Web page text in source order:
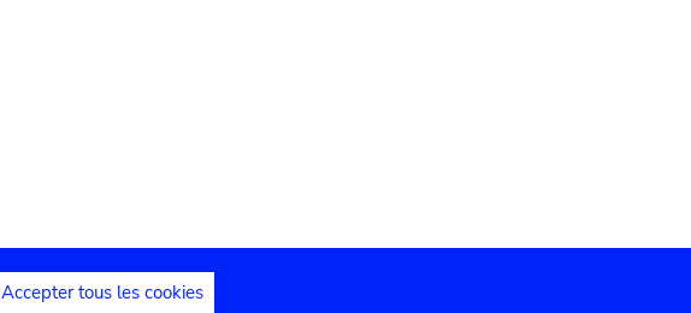
Accepter tous les cookies